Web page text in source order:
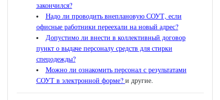
закончился?
Надо ли проводить внеплановую СОУТ, если
офисные работники переехали на новый адрес?
Допустимо ли внести в коллективный договор
пункт о выдаче персоналу средств для стирки
спецодежды?
Можно ли ознакомить персонал с результатами
СОУТ в электронной форме? и другие.